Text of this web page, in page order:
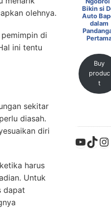
olehnya.
di
ini tentu
sekitar
diasah.
diri
harus
Untuk
dapat
Bikin si
Auto
dalam
Buy
produc
t